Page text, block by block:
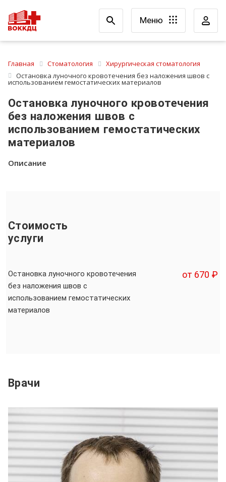
Меню
Главная Стоматология
Хирургическая стоматология
Остановка луночного кровотечения без наложения швов с
использованием гемостатических материалов
Остановка луночного кровотечения
без наложения швов с
использованием гемостатических
материалов
Описание
Стоимость
услуги
Остановка луночного кровотечения
без наложения швов с
использованием гемостатических
материалов
от 670 ₽
Врачи